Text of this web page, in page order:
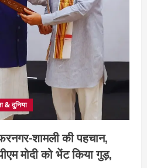
& दुनिया
शामली की पहचान,
मोदी को भेंट किया गुड़,